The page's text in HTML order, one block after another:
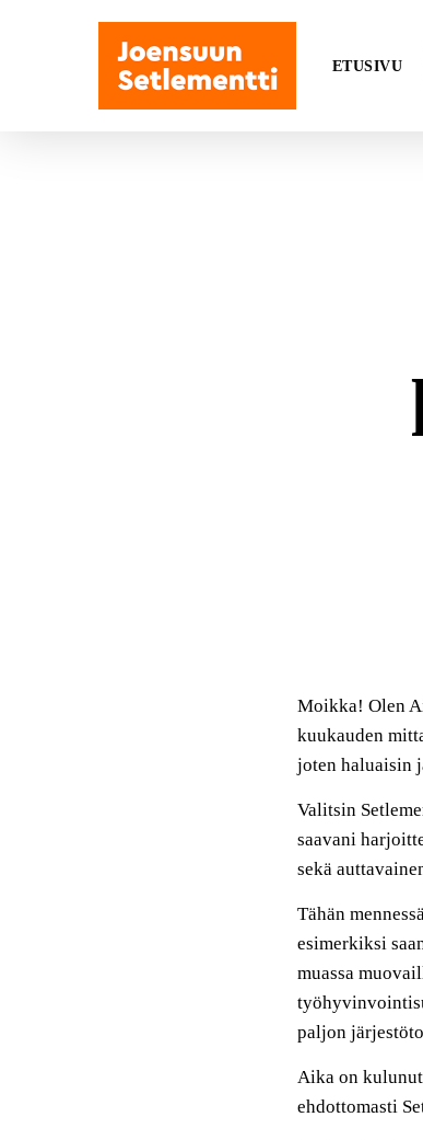
ETUSIVU
Moikka! Olen
kuukauden
joten haluaisin
Valitsin
saavani harjoit
sekä
Tähän
esimerkiksi
muassa
paljon
Aika on
ehdottomasti